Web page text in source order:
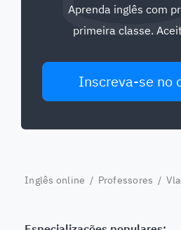
Aprenda inglês com
primeira classe.
Inscreva-se no
Inglês online / Professores /